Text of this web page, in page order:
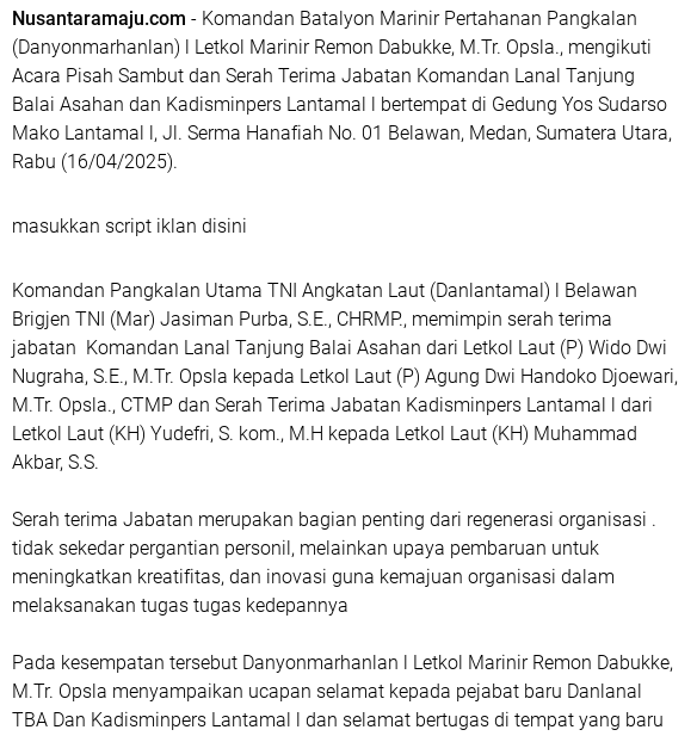
Nusantaramaju.com - Komandan Batalyon Marinir Pertahanan Pangkalan
(Danyonmarhanlan) l Letkol Marinir Remon Dabukke, M.Tr. Opsla., mengikuti
Acara Pisah Sambut dan Serah Terima Jabatan Komandan Lanal Tanjung
Balai Asahan dan Kadisminpers Lantamal l bertempat di Gedung Yos Sudarso
Mako Lantamal l, Jl. Serma Hanafiah No. 01 Belawan, Medan, Sumatera Utara,
Rabu (16/04/2025).
masukkan script iklan disini
Komandan Pangkalan Utama TNI Angkatan Laut (Danlantamal) l Belawan
Brigjen TNI (Mar) Jasiman Purba, S.E., CHRMP., memimpin serah terima
jabatan Komandan Lanal Tanjung Balai Asahan dari Letkol Laut (P) Wido Dwi
Nugraha, S.E., M.Tr. Opsla kepada Letkol Laut (P) Agung Dwi Handoko Djoewari,
M.Tr. Opsla., CTMP dan Serah Terima Jabatan Kadisminpers Lantamal l dari
Letkol Laut (KH) Yudefri, S. kom., M.H kepada Letkol Laut (KH) Muhammad
Akbar, S.S.
Serah terima Jabatan merupakan bagian penting dari regenerasi organisasi .
tidak sekedar pergantian personil, melainkan upaya pembaruan untuk
meningkatkan kreatifitas, dan inovasi guna kemajuan organisasi dalam
melaksanakan tugas tugas kedepannya
Pada kesempatan tersebut Danyonmarhanlan l Letkol Marinir Remon Dabukke,
M.Tr. Opsla menyampaikan ucapan selamat kepada pejabat baru Danlanal
TBA Dan Kadisminpers Lantamal l dan selamat bertugas di tempat yang baru